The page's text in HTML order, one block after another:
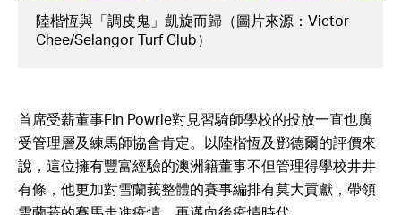
陸楷恆與「調皮鬼」凱旋而歸（圖片來源：Victor
Chee/Selangor Turf Club）
首席受薪董事Fin Powrie對見習騎師學校的投放一直也廣
受管理層及練馬師協會肯定。以陸楷恆及鄧德爾的評價來
說，這位擁有豐富經驗的澳洲籍董事不但管理得學校井井
有條，他更加對雪蘭莪整體的賽事編排有莫大貢獻，帶領